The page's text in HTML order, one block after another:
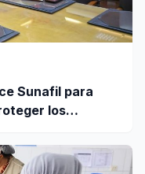
Sunafil para
los